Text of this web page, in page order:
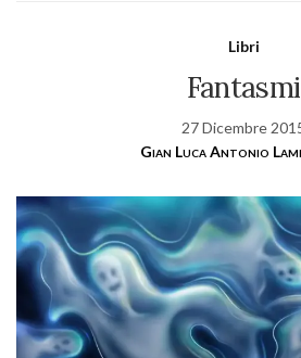
Libri
Fantasmi
27 Dicembre
Gian Luca Antonio